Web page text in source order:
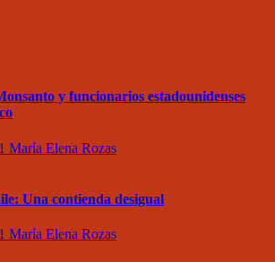
y funcionarios estadounidenses
María Elena Rozas
Una contienda desigual
María Elena Rozas